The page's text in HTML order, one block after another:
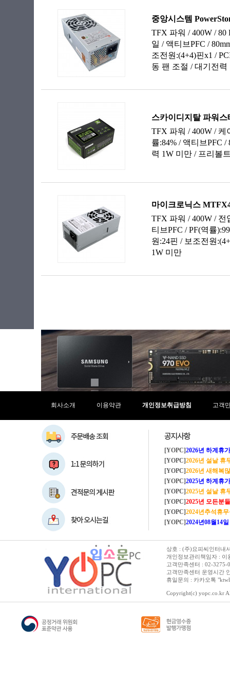
회사소개 이용약관 개인정보취급방침 고객
[YOPC]2026년 하계휴가 8/1~8/4
[YOPC]2026년 설날 휴
[YOPC]2026년 새해복많
[YOPC]2025년 하계휴가 8/2~8/5
[YOPC]2025년 설날 휴
[YOPC]2025년 모든분들 새해복
[YOPC]2024년추석휴
[YOPC]2024년08월14일 수요일 택
상호 : (주)요피씨인터내
개인정보관리책임자 : 이
고객만족센터 : 02-3275-
고객만족센터 운영시간
휴일문의 : 카카오톡
Copyright(c) yopc.co.kr